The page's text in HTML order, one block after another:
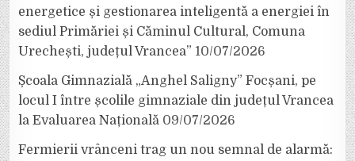
energetice și gestionarea inteligentă a energiei în
sediul Primăriei și Căminul Cultural, Comuna
Urechești, județul Vrancea” 10/07/2026
Școala Gimnazială „Anghel Saligny” Focșani, pe
locul I între școlile gimnaziale din județul Vrancea
la Evaluarea Națională 09/07/2026
Fermierii vrânceni trag un nou semnal de alarmă: